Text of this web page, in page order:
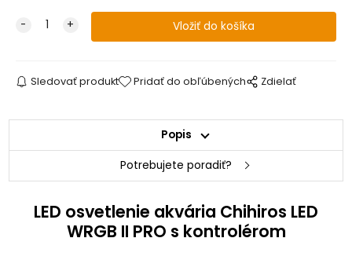
Sledovať produkt Pridať do obľúbených Zdielať
Popis
Potrebujete poradiť?
LED osvetlenie akvária Chihiros LED
WRGB II PRO s kontrolérom